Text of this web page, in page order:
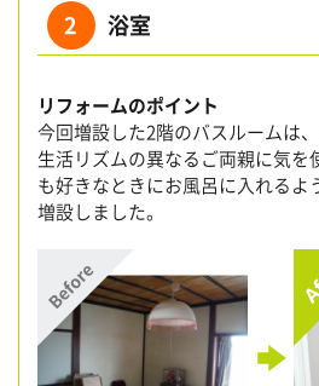
2 浴室
リフォームのポイント
今回増設した2階のバスルームは
生活リズムの異なるご両親に気を
も好きなときにお風呂に入れるよ
増設しました。